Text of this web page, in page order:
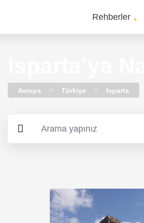
Main
Rehberler
Avrupa Türkiye Isparta